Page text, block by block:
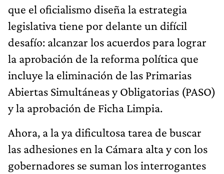
que el oficialismo diseña la estrategia
legislativa tiene por delante un difícil
desafío: alcanzar los acuerdos para lograr
la aprobación de la reforma política que
incluye la eliminación de las Primarias
Abiertas Simultáneas y Obligatorias (PASO)
y la aprobación de Ficha Limpia.
Ahora, a la ya dificultosa tarea de buscar
las adhesiones en la Cámara alta y con los
gobernadores se suman los interrogantes